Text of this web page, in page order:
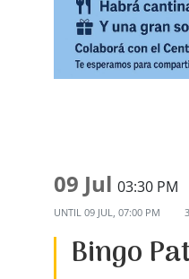
09 Jul 03:30 PM
UNTIL 09 JUL, 07:00 PM
Bingo